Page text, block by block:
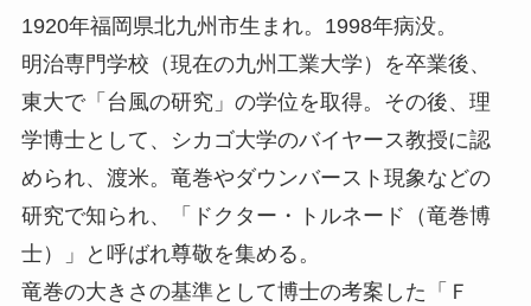
1920年福岡県北九州市生まれ。1998年病没。
明治専門学校（現在の九州工業大学）を卒業後、
東大で「台風の研究」の学位を取得。その後、理
学博士として、シカゴ大学のバイヤース教授に認
められ、渡米。竜巻やダウンバースト現象などの
研究で知られ、「ドクター・トルネード（竜巻博
士）」と呼ばれ尊敬を集める。
竜巻の大きさの基準として博士の考案した「Ｆ